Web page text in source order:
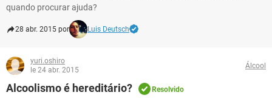
quando procurar ajuda?
28 abr. 2015 por Luis Deutsch
yuri.oshiro
le 24 abr. 2015
Álcool
Alcoolismo é hereditário? Resolvido